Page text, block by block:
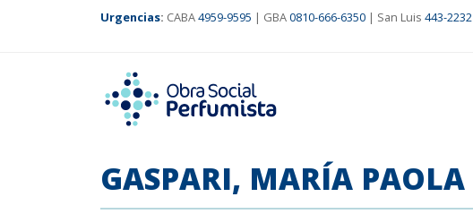
Urgencias: CABA4959-9595 | GBA0810-666-6350 | San Luis 443-2232
GASPARI, MARÍA PAOLA